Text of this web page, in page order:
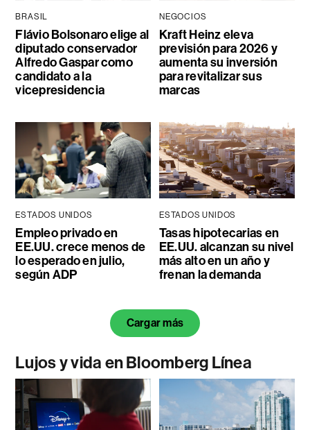
BRASIL
Flávio Bolsonaro elige al
diputado conservador
Alfredo Gaspar como
candidato a la
vicepresidencia
NEGOCIOS
Kraft Heinz eleva
previsión para 2026 y
aumenta su inversión
para revitalizar sus
marcas
ESTADOS UNIDOS
Empleo privado en
EE.UU. crece menos de
lo esperado en julio,
según ADP
ESTADOS UNIDOS
Tasas hipotecarias en
EE.UU. alcanzan su nivel
más alto en un año y
frenan la demanda
Cargar más
Lujos y vida en Bloomberg Línea